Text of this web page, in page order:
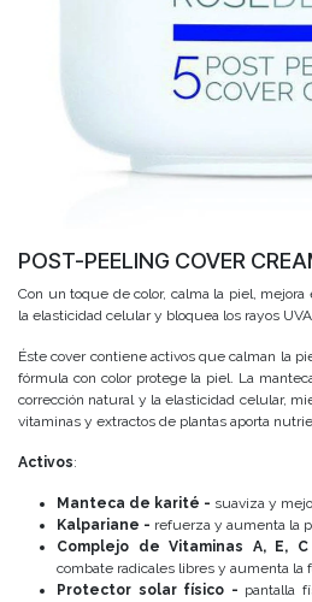
POST-PEELING COVER
Con un toque de color, calma la piel, mejora
la elasticidad celular y bloquea los rayos
Éste cover contiene activos que calman la
fórmula con color protege la piel. La
corrección natural y la elasticidad celular,
vitaminas y extractos de plantas aporta
Activos:
Manteca de karité - suaviza y
Kalpariane - refuerza y aumenta la
Complejo de Vitaminas A, E,
combate radicales libres y aumenta la
Protector solar físico - pantalla